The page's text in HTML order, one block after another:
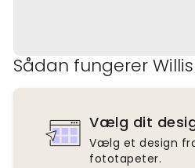
Sådan fungerer
Vælg dit
Vælg et design
fototapeter.